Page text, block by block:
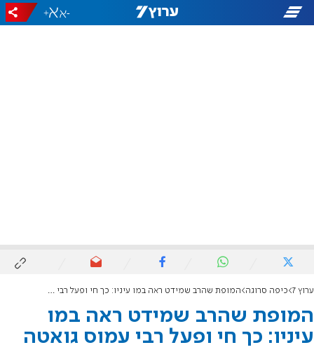
-
+
ערוץ 7 כיפה סרוגה המופת שהרב שמידט ראה במו עיניו: כך חי ופעל רבי עמוס גואטה
המופת שהרב שמידט ראה במו
עיניו: כך חי ופעל רבי עמוס גואטה